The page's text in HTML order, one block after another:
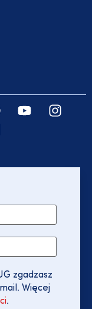
zgadzasz
Więcej
.